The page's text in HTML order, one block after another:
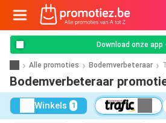
Download onze app
Alle promoties Bodemverbeteraar
Bodemverbeteraar
Winkels 1